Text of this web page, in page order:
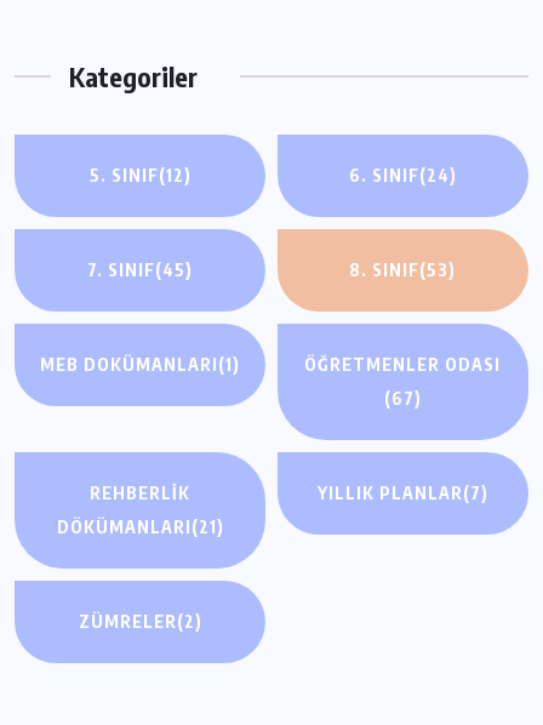
Kategoriler
5. SINIF(12) 6. SINIF(24)
7. SINIF(45) 8. SINIF(53)
MEB DOKÜMANLARI(1)
ÖĞRETMENLER ODASI
(67)
REHBERLIK
DÖKÜMANLARI(21)
YILLIK PLANLAR(7)
ZÜMRELER(2)